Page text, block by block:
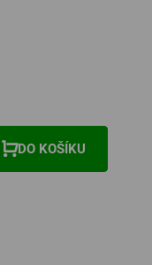
DO KOŠÍKU